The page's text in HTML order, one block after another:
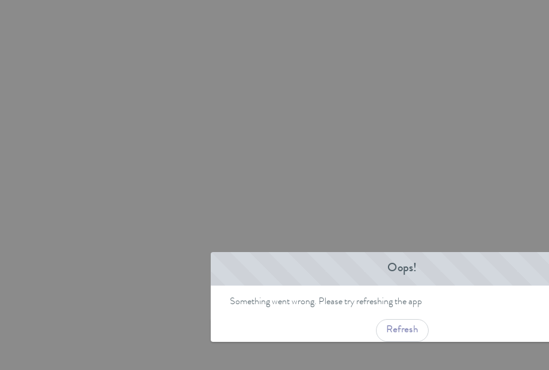
Oops!
Something went wrong. Please try refreshing the app
Refresh